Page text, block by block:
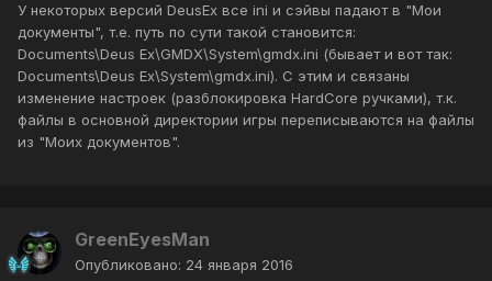
У некоторых версий DeusEx все ini и сэйвы падают в "Мои
документы", т.е. путь по сути такой становится:
Documents\Deus Ex\GMDX\System\gmdx.ini (бывает и вот так:
Documents\Deus Ex\System\gmdx.ini). С этим и связаны
изменение настроек (разблокировка HardCore ручками), т.к.
файлы в основной директории игры переписываются на файлы
из "Моих документов".
GreenEyesMan
Опубликовано: 24 января 2016